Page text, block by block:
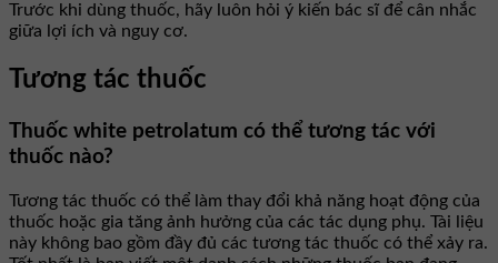
Trước khi dùng thuốc, hãy luôn hỏi ý kiến bác sĩ để cân nhắc
giữa lợi ích và nguy cơ.
Tương tác thuốc
Thuốc white petrolatum có thể tương tác với
thuốc nào?
Tương tác thuốc có thể làm thay đổi khả năng hoạt động của
thuốc hoặc gia tăng ảnh hưởng của các tác dụng phụ. Tài liệu
này không bao gồm đầy đủ các tương tác thuốc có thể xảy ra.